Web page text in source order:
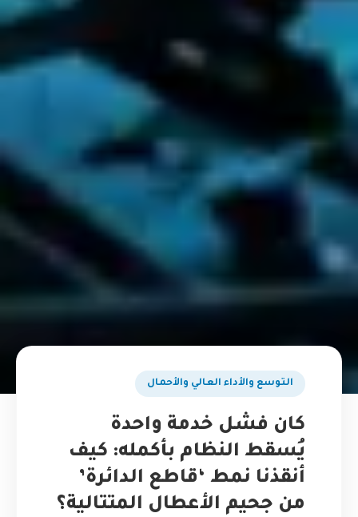
التوسع والأداء العالي والأحمال
كان فشل خدمة واحدة
يُسقط النظام بأكمله: كيف
أنقذنا نمط ‘قاطع الدائرة’
من جحيم الأعطال المتتالية؟